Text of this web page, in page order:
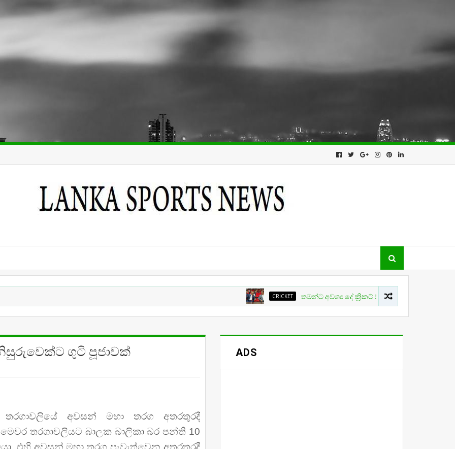
CRICKET තමන්ට අවශ්‍ය දේ ක්‍රිකට් වල සිදු නොවීම ගැන ක්‍රීඩා ඇමති
ගුටි පූජාවක්
අවසන් මහා තරග අතරතුරදී
තරගාවලියට බාලක බාලිකා බර පන්ති 10
එහි අවසන් මහා තරග පැවැත්වෙන අතරතුරදී
ADS